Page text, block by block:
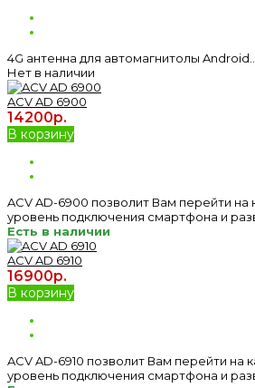
4G антенна для автомагнитолы Android..
Нет в наличии
ACV AD 6900
14200р.
В корзину
ACV AD-6900 позволит Вам перейти на
уровень подключения смартфона и
Есть в наличии
ACV AD 6910
16900р.
В корзину
ACV AD-6910 позволит Вам перейти на
уровень подключения смартфона и